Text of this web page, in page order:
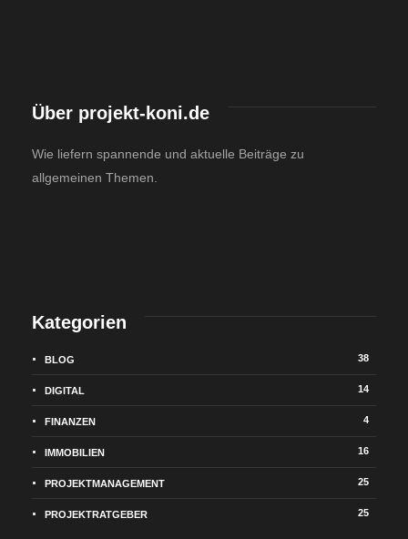
Über projekt-koni.de
Wie liefern spannende und aktuelle Beiträge zu
allgemeinen Themen.
Kategorien
BLOG 38
DIGITAL 14
FINANZEN 4
IMMOBILIEN 16
PROJEKTMANAGEMENT 25
PROJEKTRATGEBER 25